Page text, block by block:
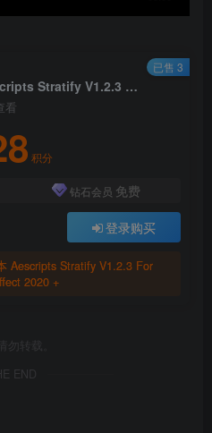
AE图层分布式动画脚本 Aescripts Stratify V1.2.3 For After Effect 2020 +
看
积分
钻石会员 免费
登录购买
Aescripts Stratify V1.2.3 For
2020 +
已售 3
转载。
END